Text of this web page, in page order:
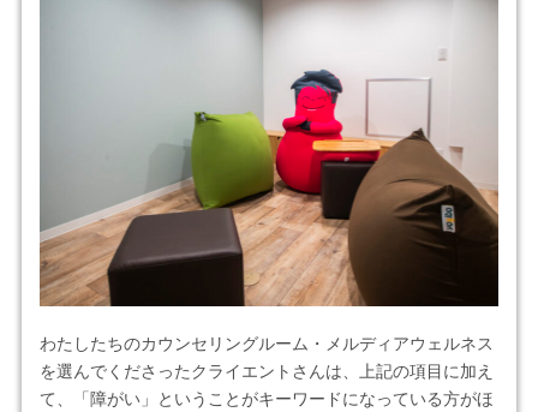
わたしたちのカウンセリングルーム・メルディアウェルネス
を選んでくださったクライエントさんは、上記の項目に加え
て、「障がい」ということがキーワードになっている方がほ